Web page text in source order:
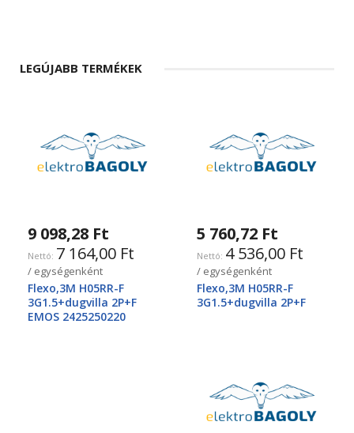
LEGÚJABB TERMÉKEK
9 098,28 Ft
7 164,00 Ft
/ egységenként
Flexo,3M H05RR-F
3G1.5+dugvilla 2P+F
EMOS 2425250220
5 760,72 Ft
4 536,00 Ft
/ egységenként
Flexo,3M H05RR-F
3G1.5+dugvilla 2P+F